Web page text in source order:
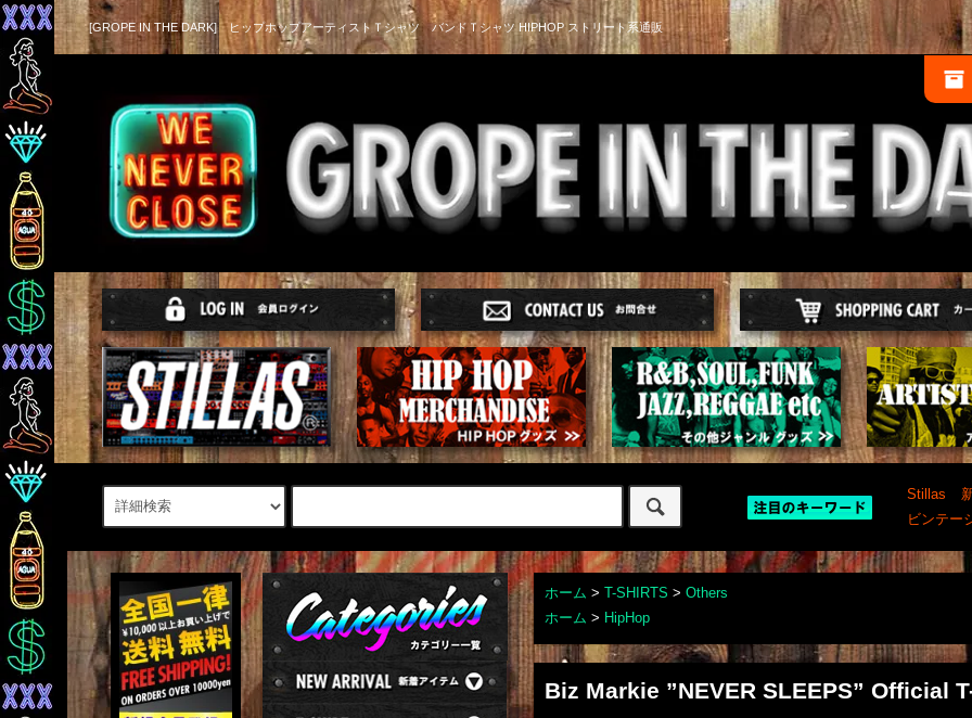
[GROPE IN THE DARK] ヒップホップアーティストＴシャツ バンドＴシャツ HIPHOP ストリート系通販
Stillas
ビンテー
ホーム > T-SHIRTS > Others
ホーム > HipHop
Biz Markie ”NEVER SLEEPS” Official